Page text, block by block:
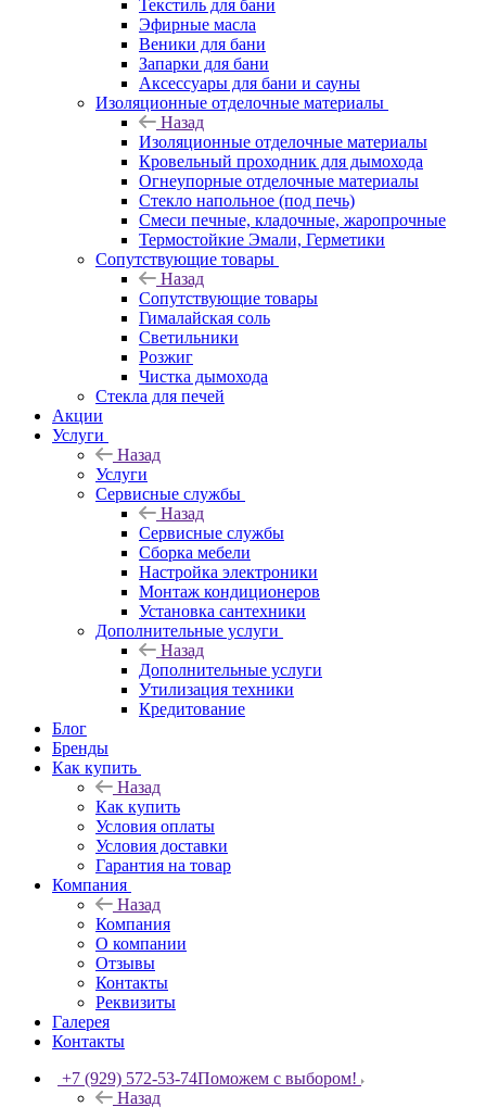
Текстиль для бани
Эфирные масла
Веники для бани
Запарки для бани
Аксессуары для бани и сауны
Изоляционные отделочные материалы
Назад
Изоляционные отделочные материалы
Кровельный проходник для дымохода
Огнеупорные отделочные материалы
Стекло напольное (под печь)
Смеси печные, кладочные, жаропрочные
Термостойкие Эмали, Герметики
Сопутствующие товары
Назад
Сопутствующие товары
Гималайская соль
Светильники
Розжиг
Чистка дымохода
Стекла для печей
Акции
Услуги
Назад
Услуги
Сервисные службы
Назад
Сервисные службы
Сборка мебели
Настройка электроники
Монтаж кондиционеров
Установка сантехники
Дополнительные услуги
Назад
Дополнительные услуги
Утилизация техники
Кредитование
Блог
Бренды
Как купить
Назад
Как купить
Условия оплаты
Условия доставки
Гарантия на товар
Компания
Назад
Компания
О компании
Отзывы
Контакты
Реквизиты
Галерея
Контакты
+7 (929) 572-53-74Поможем с выбором!
Назад